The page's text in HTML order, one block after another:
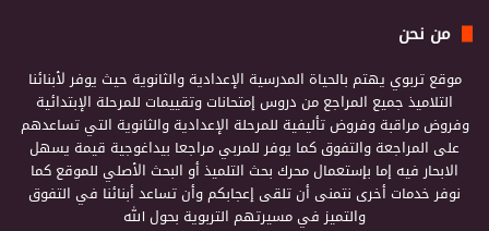
من نحن
موقع تربوي يهتم بالحياة المدرسية الإعدادية والثانوية حيث يوفر لأبنائنا
التلاميذ جميع المراجع من دروس إمتحانات وتقييمات للمرحلة الإبتدائية
وفروض مراقبة وفروض تأليفية للمرحلة الإعدادية والثانوية التي تساعدهم
على المراجعة والتفوق كما يوفر للمربي مراجعا بيداغوجية قيمة يسهل
الابحار فيه إما بإستعمال محرك بحث التلميذ أو البحث الأصلي للموقع كما
نوفر خدمات أخرى نتمنى أن تلقى إعجابكم وأن تساعد أبنائنا في التفوق
والتميز في مسيرتهم التربوية بحول الله